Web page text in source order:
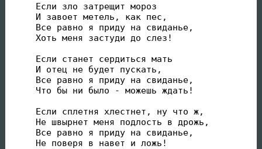
Если зло затрещит мороз
И завоет метель, как пес,
Все равно я приду на свиданье,
Хоть меня застуди до слез!
Если станет сердиться мать
И отец не будет пускать,
Все равно я приду на свиданье,
Что бы ни было - можешь ждать!
Если сплетня хлестнет, ну что ж,
Не швырнет меня подлость в дрожь,
Все равно я приду на свиданье,
Не поверя в навет и ложь!